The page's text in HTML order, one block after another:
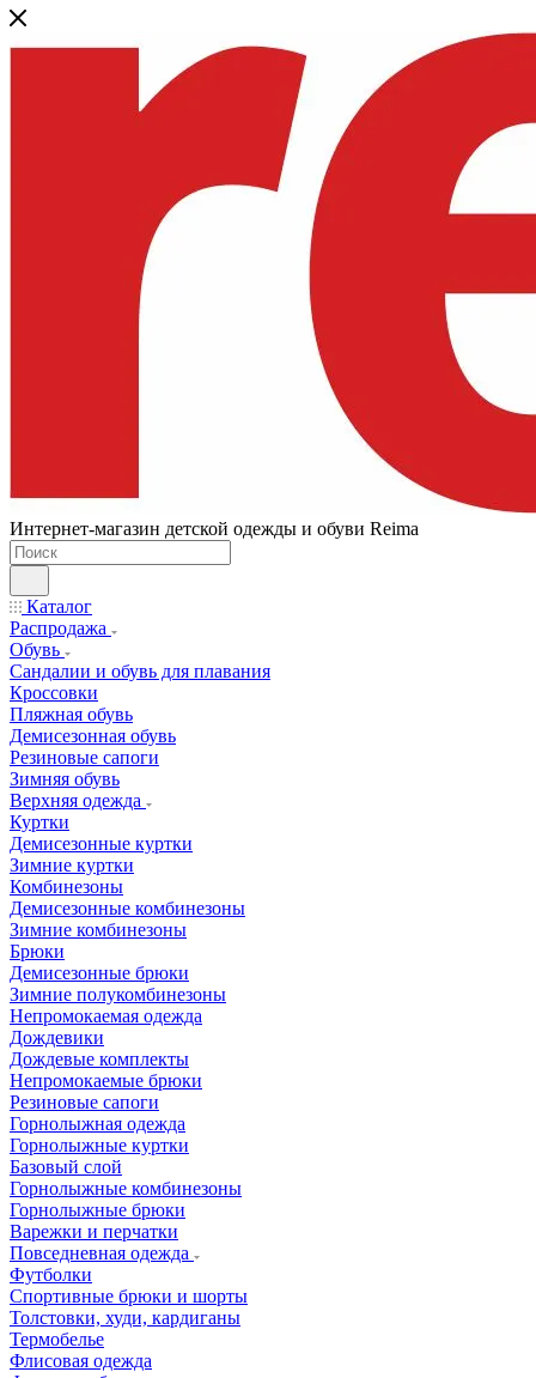
Интернет-магазин детской одежды и обуви Reima
Каталог
Распродажа
Обувь
Сандалии и обувь для плавания
Кроссовки
Пляжная обувь
Демисезонная обувь
Резиновые сапоги
Зимняя обувь
Верхняя одежда
Куртки
Демисезонные куртки
Зимние куртки
Комбинезоны
Демисезонные комбинезоны
Зимние комбинезоны
Брюки
Демисезонные брюки
Зимние полукомбинезоны
Непромокаемая одежда
Дождевики
Дождевые комплекты
Непромокаемые брюки
Резиновые сапоги
Горнолыжная одежда
Горнолыжные куртки
Базовый слой
Горнолыжные комбинезоны
Горнолыжные брюки
Варежки и перчатки
Повседневная одежда
Футболки
Спортивные брюки и шорты
Толстовки, худи, кардиганы
Термобелье
Флисовая одежда